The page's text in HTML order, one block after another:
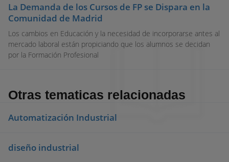
La Demanda de los Cursos de FP se Dispara en la
Comunidad de Madrid
Los cambios en Educación y la necesidad de incorporarse antes al
mercado laboral están propiciando que los alumnos se decidan
por la Formación Profesional
Otras tematicas relacionadas
Automatización Industrial
diseño industrial